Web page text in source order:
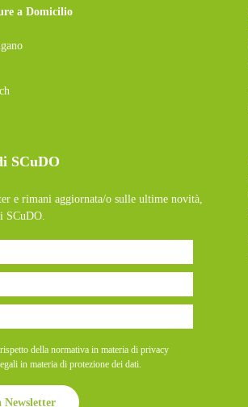
a Domicilio
SCuDO
e rimani aggiornata/o sulle ultime novità,
SCuDO.
della normativa in materia di privacy
in materia di protezione dei dati.